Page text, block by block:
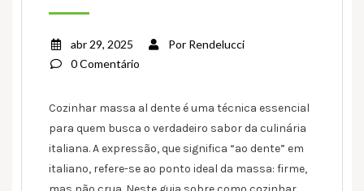
abr 29, 2025 Por Rendelucci
0 Comentário
Cozinhar massa al dente é uma técnica essencial
para quem busca o verdadeiro sabor da culinária
italiana. A expressão, que significa “ao dente” em
italiano, refere-se ao ponto ideal da massa: firme,